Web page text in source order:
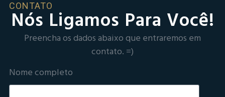
CONTATO
Nós Ligamos Para Você!
Preencha os dados abaixo que entraremos em
contato. =)
Nome completo